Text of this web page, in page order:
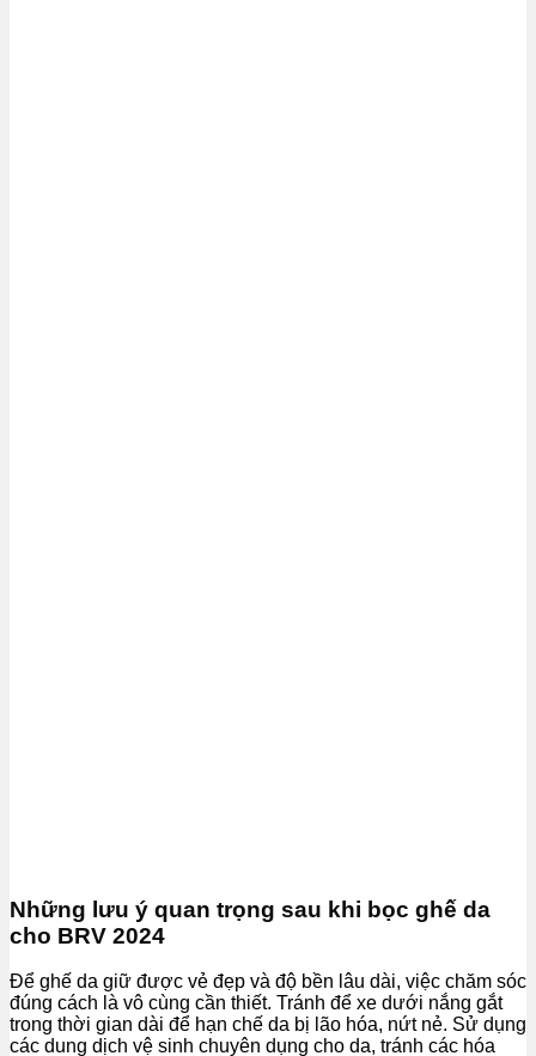
Những lưu ý quan trọng sau khi bọc ghế da
cho BRV 2024
Để ghế da giữ được vẻ đẹp và độ bền lâu dài, việc chăm sóc
đúng cách là vô cùng cần thiết. Tránh để xe dưới nắng gắt
trong thời gian dài để hạn chế da bị lão hóa, nứt nẻ. Sử dụng
các dung dịch vệ sinh chuyên dụng cho da, tránh các hóa